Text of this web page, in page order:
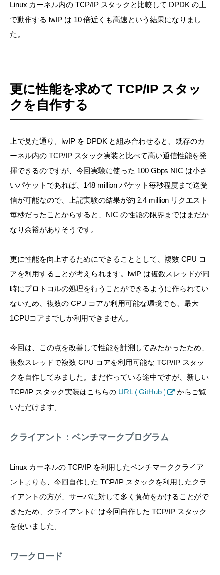
Linux カーネル内の TCP/IP スタックと比較して DPDK の上
で動作する lwIP は 10 倍近くも高速という結果になりまし
た。
更に性能を求めて TCP/IP スタッ
クを自作する
上で見た通り、lwIP を DPDK と組み合わせると、既存のカ
ーネル内の TCP/IP スタック実装と比べて高い通信性能を発
揮できるのですが、今回実験に使った 100 Gbps NIC は小さ
いパケットであれば、148 million パケット毎秒程度まで送受
信が可能なので、上記実験の結果が約 2.4 million リクエスト
毎秒だったことからすると、NIC の性能の限界まではまだか
なり余裕がありそうです。
更に性能を向上するためにできることとして、複数 CPU コ
アを利用することが考えられます。lwIP は複数スレッドが同
時にプロトコルの処理を行うことができるように作られてい
ないため、複数の CPU コアが利用可能な環境でも、最大
1CPUコアまでしか利用できません。
今回は、この点を改善して性能を計測してみたかったため、
複数スレッドで複数 CPU コアを利用可能な TCP/IP スタッ
クを自作してみました。まだ作っている途中ですが、新しい
TCP/IP スタック実装はこちらの URL ( GitHub )
からご覧
いただけます。
クライアント：ベンチマークプログラム
Linux カーネルの TCP/IP を利用したベンチマーククライア
ントよりも、今回自作した TCP/IP スタックを利用したクラ
イアントの方が、サーバに対して多く負荷をかけることがで
きたため、クライアントには今回自作した TCP/IP スタック
を使いました。
ワークロード